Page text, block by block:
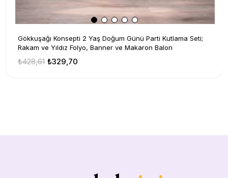
Gökkuşağı Konsepti 2 Yaş Doğum Günü Parti Kutlama Seti;
Rakam ve Yıldız Folyo, Banner ve Makaron Balon
₺329,70
₺428,61